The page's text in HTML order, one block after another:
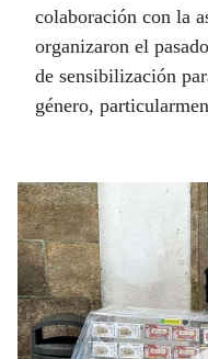
colaboración con la
organizaron el
de sensibilización
género,